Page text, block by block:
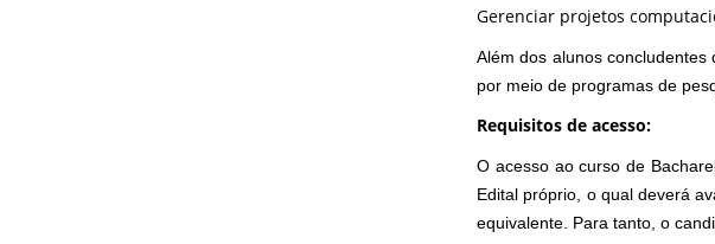
Gerenciar projetos
Além dos alunos
por meio de programas de
Requisitos de acesso:
O acesso ao curso de
Edital próprio, o qual deverá
equivalente. Para tanto, o